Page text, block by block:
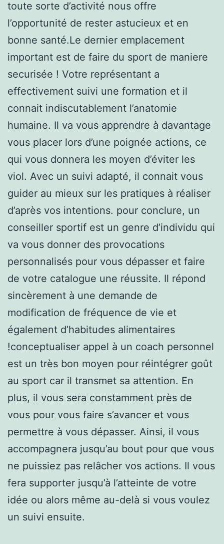
toute sorte d’activité nous offre
l’opportunité de rester astucieux et en
bonne santé.Le dernier emplacement
important est de faire du sport de maniere
securisée ! Votre représentant a
effectivement suivi une formation et il
connait indiscutablement l’anatomie
humaine. Il va vous apprendre à davantage
vous placer lors d’une poignée actions, ce
qui vous donnera les moyen d’éviter les
viol. Avec un suivi adapté, il connait vous
guider au mieux sur les pratiques à réaliser
d’après vos intentions. pour conclure, un
conseiller sportif est un genre d’individu qui
va vous donner des provocations
personnalisés pour vous dépasser et faire
de votre catalogue une réussite. Il répond
sincèrement à une demande de
modification de fréquence de vie et
également d’habitudes alimentaires
!conceptualiser appel à un coach personnel
est un très bon moyen pour réintégrer goût
au sport car il transmet sa attention. En
plus, il vous sera constamment près de
vous pour vous faire s’avancer et vous
permettre à vous dépasser. Ainsi, il vous
accompagnera jusqu’au bout pour que vous
ne puissiez pas relâcher vos actions. Il vous
fera supporter jusqu’à l’atteinte de votre
idée ou alors même au-delà si vous voulez
un suivi ensuite.